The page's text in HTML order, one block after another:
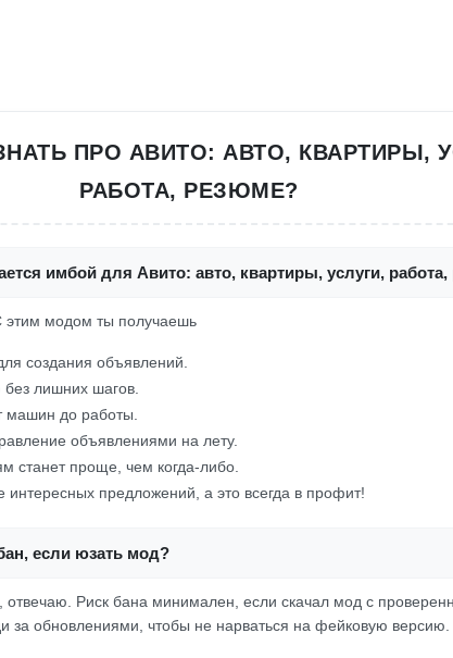
ПРО АВИТО: АВТО, КВАРТИРЫ,
РАБОТА, РЕЗЮМЕ?
имбой для Авито: авто, квартиры, услуги,
этим модом ты получаешь
создания объявлений.
лишних шагов.
машин до работы.
объявлениями на лету.
станет проще, чем когда-либо.
предложений, а это всегда в профит!
если юзать мод?
отвечаю. Риск бана минимален, если скачал мод с
за обновлениями, чтобы не нарваться на фейковую версию.